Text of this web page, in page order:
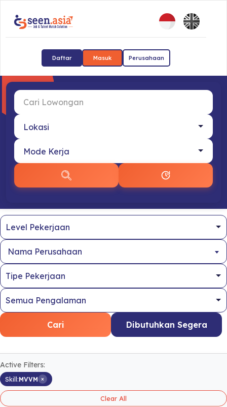
Daftar Masuk Perusahaan
Nama Perusahaan
Cari Dibutuhkan Segera
Active Filters:
Skill:MVVM ×
Clear All